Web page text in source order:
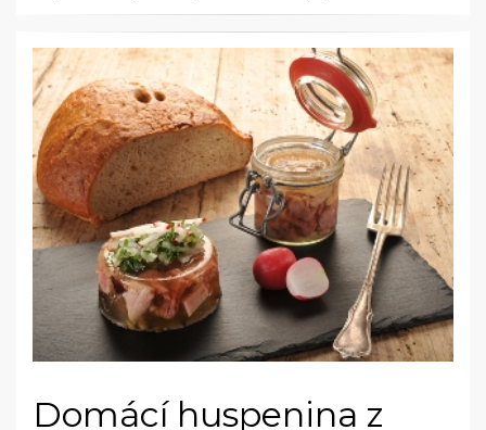
Domácí huspenina z